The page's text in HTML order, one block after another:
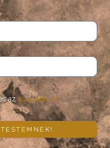
azadatvédelmi